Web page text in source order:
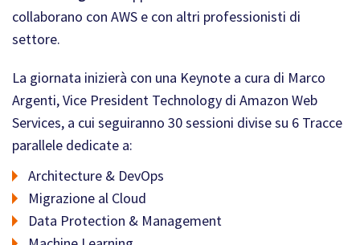
collaborano con AWS e con altri professionisti di
settore.
La giornata inizierà con una Keynote a cura di Marco
Argenti, Vice President Technology di Amazon Web
Services, a cui seguiranno 30 sessioni divise su 6 Tracce
parallele dedicate a:
Architecture & DevOps
Migrazione al Cloud
Data Protection & Management